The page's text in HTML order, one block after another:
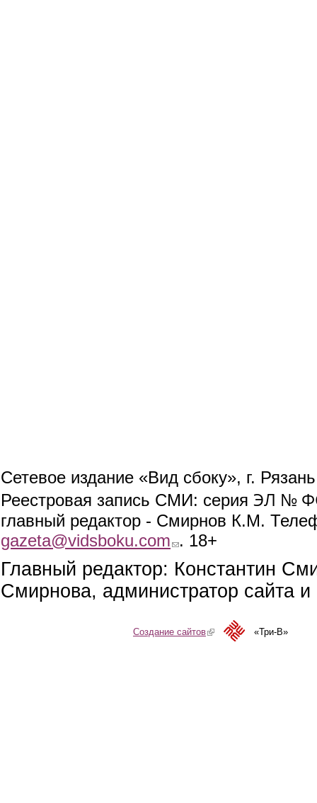
Сетевое издание «Вид сбоку», г.
Реестровая запись СМИ: серия ЭЛ №
главный редактор - Смирнов К.М.
gazeta@vidsboku.com (link sends e-mail)
. 18+
Главный редактор: Константин
Смирнова, администратор сайта
Создание сайтов(link is external)«Три-В»